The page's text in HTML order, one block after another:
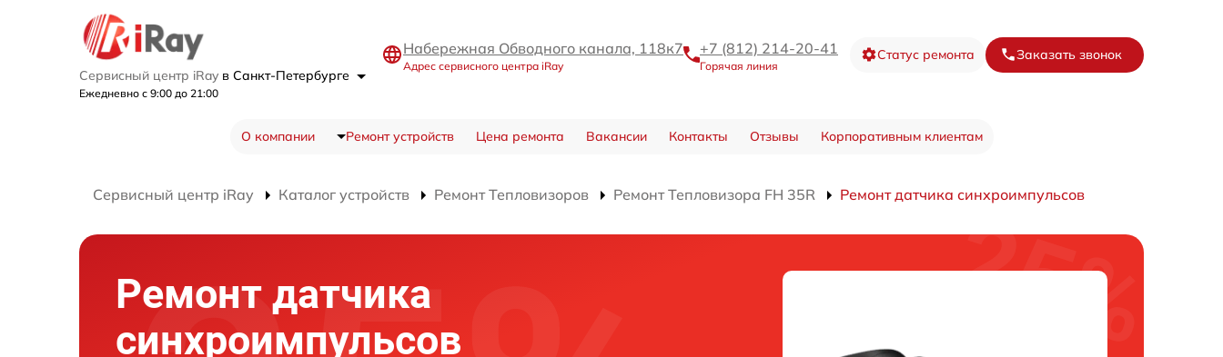
Сервисный центр iRay в Санкт-Петербурге
Ежедневно с 9:00 до 21:00
Набережная Обводного канала, 118к7
Адрес сервисного центра iRay
+7 (812) 214-20-41
Горячая линия
Статус ремонта Заказать звонок
О компании Ремонт устройств Цена ремонта Вакансии Контакты Отзывы Корпоративным клиентам
Сервисный центр iRay Каталог устройств Ремонт Тепловизоров Ремонт Тепловизора FH 35R Ремонт датчика синхроимпульсов
Ремонт датчика
синхроимпульсов